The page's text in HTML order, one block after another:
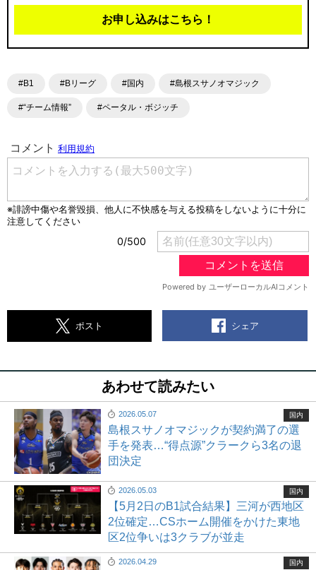
お申し込みはこちら！
#B1 #Bリーグ #国内 #島根スサノオマジック
#“チーム情報” #ペータル・ボジッチ
ポスト シェア
あわせて読みたい
2026.05.07
島根スサノオマジックが契約満了の選
手を発表…“得点源”クラークら3名の退
団決定
国内
2026.05.03
【5月2日のB1試合結果】三河が西地区
2位確定…CSホーム開催をかけた東地
区2位争いは3クラブが並走
国内
2026.04.29 国内